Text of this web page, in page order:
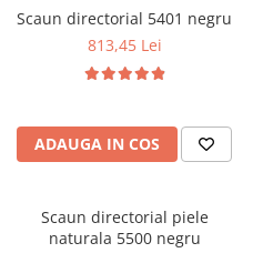
Scaun directorial 5401 negru
813,45 Lei
ADAUGA IN COS
Scaun directorial piele
naturala 5500 negru